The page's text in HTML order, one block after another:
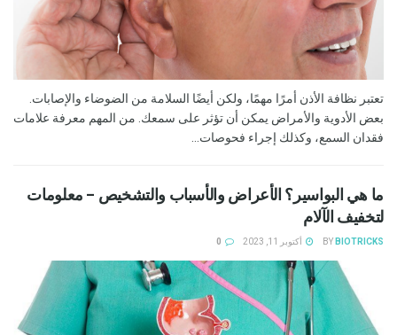
تعتبر نظافة الأذن أمرًا مهمًا، ولكن أيضًا السلامة من الضوضاء والإصابات.
بعض الأدوية والأمراض يمكن أن تؤثر على سمعك. من المهم معرفة علامات
فقدان السمع، وكذلك إجراء فحوصات...
ما هي البواسير؟ الأعراض والأسباب والتشخيص – معلومات
لتخفيف الآلام
BY BIOTRICKS أكتوبر 11, 2023